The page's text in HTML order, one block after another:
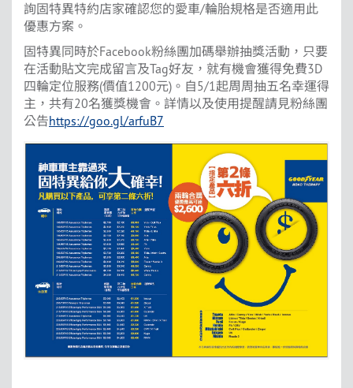
詢固特異特約店家確認您的愛車/輪胎規格是否適用此
優惠方案。
固特異同時於Facebook粉絲團加碼舉辦抽獎活動，只要
在活動貼文完成留言及Tag好友，就有機會獲得免費3D
四輪定位服務(價值1200元)。自5/1起周周抽五名幸運得
主，共有20名獲獎機會。詳情以及使用提醒請見粉絲團
公告https://goo.gl/arfuB7